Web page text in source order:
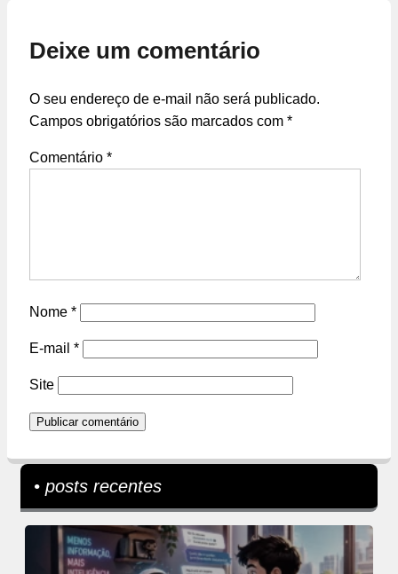
Deixe um comentário
O seu endereço de e-mail não será publicado.
Campos obrigatórios são marcados com *
Comentário *
Nome *
E-mail *
Site
• posts recentes